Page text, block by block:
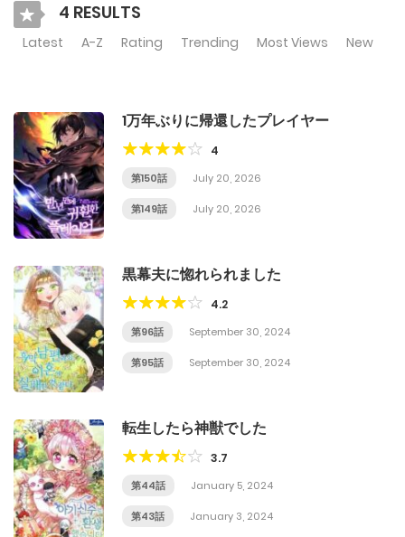
4 RESULTS
Latest A-Z Rating Trending Most Views New
1万年ぶりに帰還したプレイヤー
4
第150話 July 20, 2026
第149話 July 20, 2026
黒幕夫に惚れられました
4.2
第96話 September 30, 2024
第95話 September 30, 2024
転生したら神獣でした
3.7
第44話 January 5, 2024
第43話 January 3, 2024